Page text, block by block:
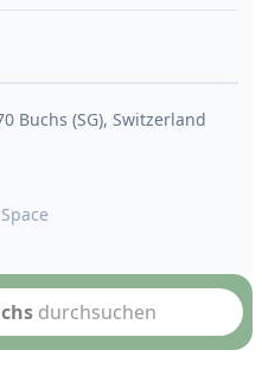
durchsuchen
Buchs (SG), Switzerland